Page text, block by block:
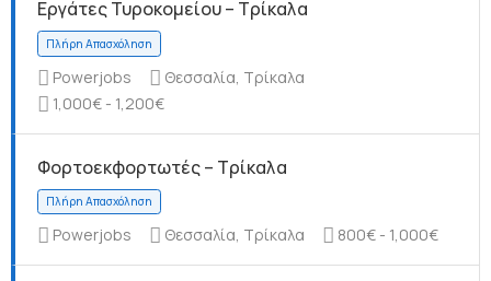
Πλήρη Απασχόληση
Εργάτες Τυροκομείου – Τρίκαλα
Powerjobs
Θεσσαλία, Τρίκαλα
1,000€ - 1,200€
Φορτοεκφορτωτές – Τρίκαλα
Powerjobs Θεσσαλία, Τρίκαλα 800€ - 1,000€